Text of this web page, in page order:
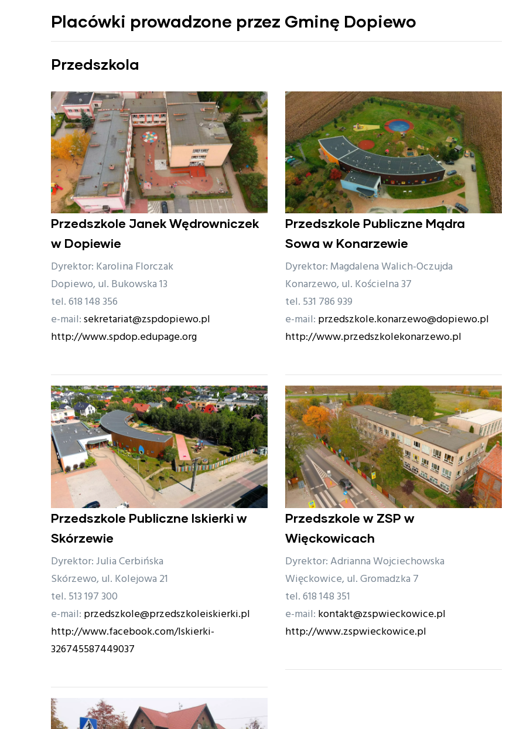
Placówki prowadzone przez Gminę Dopiewo
Przedszkola
Przedszkole Janek Wędrowniczek
w Dopiewie
Dyrektor: Karolina Florczak
Dopiewo, ul. Bukowska 13
tel. 618 148 356
e-mail:sekretariat@zspdopiewo.pl
http://www.spdop.edupage.org
Przedszkole Publiczne Mądra
Sowa w Konarzewie
Dyrektor: Magdalena Walich-Oczujda
Konarzewo, ul. Kościelna 37
tel. 531 786 939
e-mail: przedszkole.konarzewo@dopiewo.pl
http://www.przedszkolekonarzewo.pl
Przedszkole Publiczne Iskierki w
Skórzewie
Dyrektor: Julia Cerbińska
Skórzewo, ul. Kolejowa 21
tel. 513 197 300
e-mail: przedszkole@przedszkoleiskierki.pl
http://www.facebook.com/Iskierki-
326745587449037
Przedszkole w ZSP w
Więckowicach
Dyrektor: Adrianna Wojciechowska
Więckowice, ul. Gromadzka 7
tel. 618 148 351
e-mail: kontakt@zspwieckowice.pl
http://www.zspwieckowice.pl